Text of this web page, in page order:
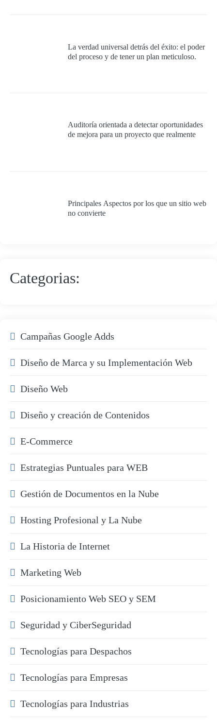
La verdad universal detrás del éxito: el poder
del proceso y de tener un plan meticuloso.
Auditoría orientada a detectar oportunidades
de mejora para un proyecto que realmente
Principales Aspectos por los que un sitio web
no convierte
Categorias:
Campañas Google Adds
Diseño de Marca y su Implementación Web
Diseño Web
Diseño y creación de Contenidos
E-Commerce
Estrategias Puntuales para WEB
Gestión de Documentos en la Nube
Hosting Profesional y La Nube
La Historia de Internet
Marketing Web
Posicionamiento Web SEO y SEM
Seguridad y CiberSeguridad
Tecnologías para Despachos
Tecnologías para Empresas
Tecnologías para Industrias